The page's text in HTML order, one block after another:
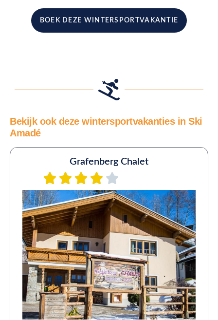
BOEK DEZE WINTERSPORTVAKANTIE
Bekijk ook deze wintersportvakanties in Ski
Amadé
Grafenberg Chalet